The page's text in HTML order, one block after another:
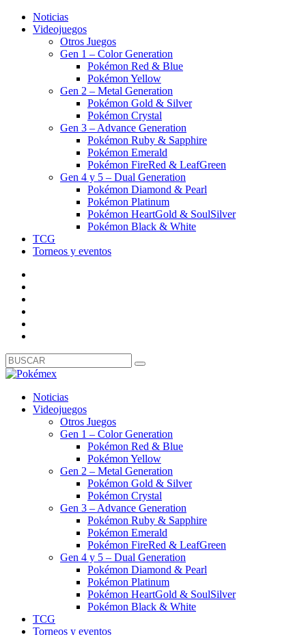
Noticias
Videojuegos
Otros Juegos
Gen 1 – Color Generation
Pokémon Red & Blue
Pokémon Yellow
Gen 2 – Metal Generation
Pokémon Gold & Silver
Pokémon Crystal
Gen 3 – Advance Generation
Pokémon Ruby & Sapphire
Pokémon Emerald
Pokémon FireRed & LeafGreen
Gen 4 y 5 – Dual Generation
Pokémon Diamond & Pearl
Pokémon Platinum
Pokémon HeartGold & SoulSilver
Pokémon Black & White
TCG
Torneos y eventos
Noticias
Videojuegos
Otros Juegos
Gen 1 – Color Generation
Pokémon Red & Blue
Pokémon Yellow
Gen 2 – Metal Generation
Pokémon Gold & Silver
Pokémon Crystal
Gen 3 – Advance Generation
Pokémon Ruby & Sapphire
Pokémon Emerald
Pokémon FireRed & LeafGreen
Gen 4 y 5 – Dual Generation
Pokémon Diamond & Pearl
Pokémon Platinum
Pokémon HeartGold & SoulSilver
Pokémon Black & White
TCG
Torneos y eventos